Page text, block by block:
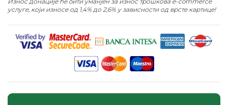
услуге, који износе од 1,4% до 2,6% у зависности од врсте картице!